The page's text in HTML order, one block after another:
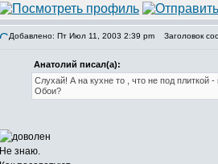
Добавлено: Пт Июл 11, 2003 2:39 pm Заголовок
Анатолий писал(а):
Слухай! А на кухне то , что не под плиткой -
Обои?
Не знаю.